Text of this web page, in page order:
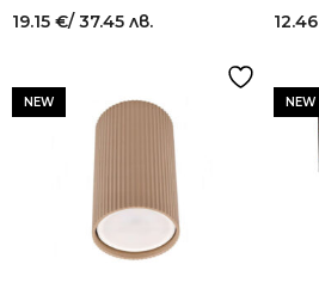
19.15 €/ 37.45 лв. 12.46
NEW NEW